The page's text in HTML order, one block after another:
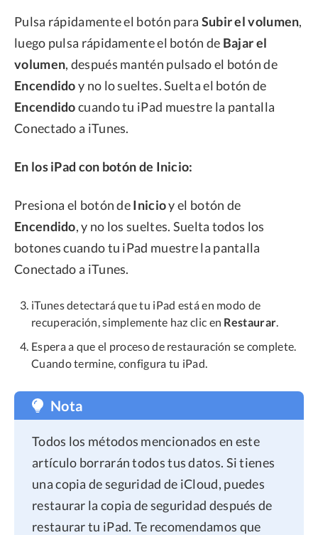
Pulsa rápidamente el botón para Subir el volumen,
luego pulsa rápidamente el botón de Bajar el
volumen, después mantén pulsado el botón de
Encendidoy no lo sueltes. Suelta el botón de
Encendidocuando tu iPad muestre la pantalla
Conectado a iTunes.
En los iPad con botón de Inicio:
Presiona el botón deInicioy el botón de
Encendido, y no los sueltes. Suelta todos los
botones cuando tu iPad muestre la pantalla
Conectado a iTunes.
iTunes detectará que tu iPad está en modo de
recuperación, simplemente haz clic en Restaurar.
Espera a que el proceso de restauración se complete.
Cuando termine, configura tu iPad.
Nota
Todos los métodos mencionados en este
artículo borrarán todos tus datos. Si tienes
una copia de seguridad de iCloud, puedes
restaurar la copia de seguridad después de
restaurar tu iPad. Te recomendamos que